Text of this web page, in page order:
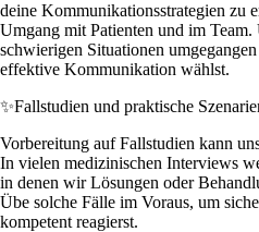
deine Kommunikationsstrategien zu
Umgang mit Patienten und im
schwierigen Situationen
effektive Kommunikation wählst.
✨Fallstudien und praktische
Vorbereitung auf Fallstudien kann
In vielen medizinischen Interviews
in denen wir Lösungen oder
Übe solche Fälle im Voraus, um
kompetent reagierst.